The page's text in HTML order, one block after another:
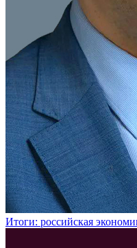
Итоги: российская